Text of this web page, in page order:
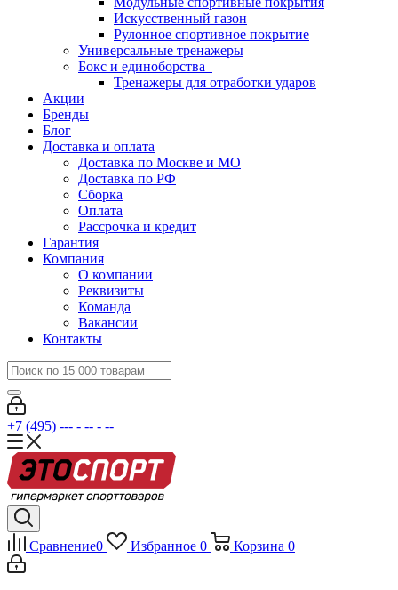
Искусственный газон
Рулонное спортивное покрытие
Универсальные тренажеры
Бокс и единоборства
Тренажеры для отработки ударов
Акции
Бренды
Блог
Доставка и оплата
Доставка по Москве и МО
Доставка по РФ
Сборка
Оплата
Рассрочка и кредит
Гарантия
Компания
О компании
Реквизиты
Команда
Вакансии
Контакты
+7 (495) --- - -- - --
Сравнение0 Избранное 0 Корзина 0